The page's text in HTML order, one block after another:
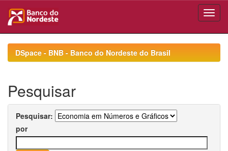
navigationDSpace - BNB - Banco do Nordeste do Brasil
Pesquisar
Pesquisar:
por